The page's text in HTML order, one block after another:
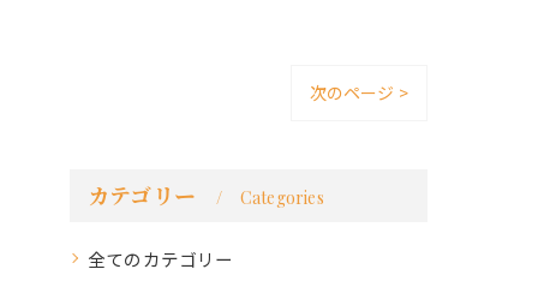
次のページ >
カテゴリー Categories
全てのカテゴリー